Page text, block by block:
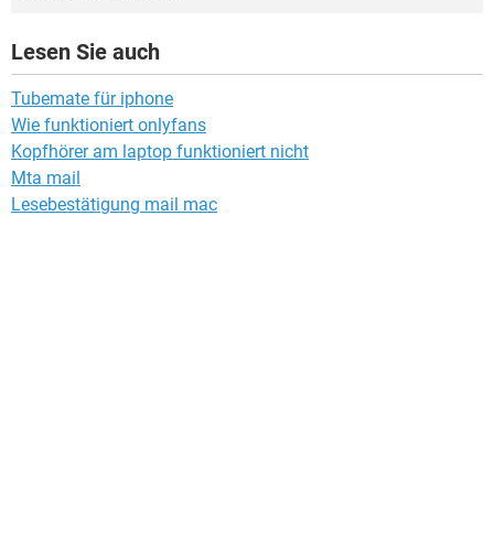
Lesen Sie auch
Tubemate für iphone
Wie funktioniert onlyfans
Kopfhörer am laptop funktioniert nicht
Mta mail
Lesebestätigung mail mac